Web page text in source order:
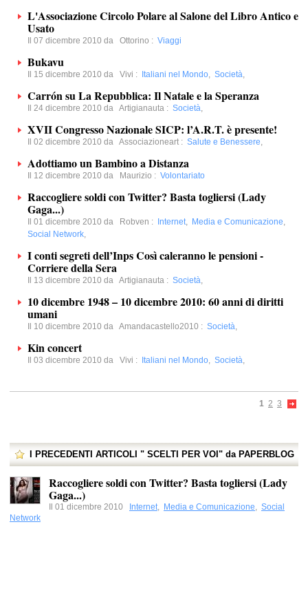
L'Associazione Circolo Polare al Salone del Libro Antico e
Usato
Il 07 dicembre 2010 da Ottorino : Viaggi
Bukavu
Il 15 dicembre 2010 da Vivi : Italiani nel Mondo, Società,
Carrón su La Repubblica: Il Natale e la Speranza
Il 24 dicembre 2010 da Artigianauta : Società,
XVII Congresso Nazionale SICP: l’A.R.T. è presente!
Il 02 dicembre 2010 da Associazioneart : Salute e Benessere,
Adottiamo un Bambino a Distanza
Il 12 dicembre 2010 da Maurizio : Volontariato
Raccogliere soldi con Twitter? Basta togliersi (Lady
Gaga...)
Il 01 dicembre 2010 da Robven : Internet, Media e Comunicazione,
Social Network,
I conti segreti dell’Inps Così caleranno le pensioni -
Corriere della Sera
Il 13 dicembre 2010 da Artigianauta : Società,
10 dicembre 1948 – 10 dicembre 2010: 60 anni di diritti
umani
Il 10 dicembre 2010 da Amandacastello2010 : Società,
Kin concert
Il 03 dicembre 2010 da Vivi : Italiani nel Mondo, Società,
1 2 3
I PRECEDENTI ARTICOLI " SCELTI PER VOI" da PAPERBLOG
Raccogliere soldi con Twitter? Basta togliersi (Lady
Gaga...)
Il 01 dicembre 2010 Internet, Media e Comunicazione, Social
Network